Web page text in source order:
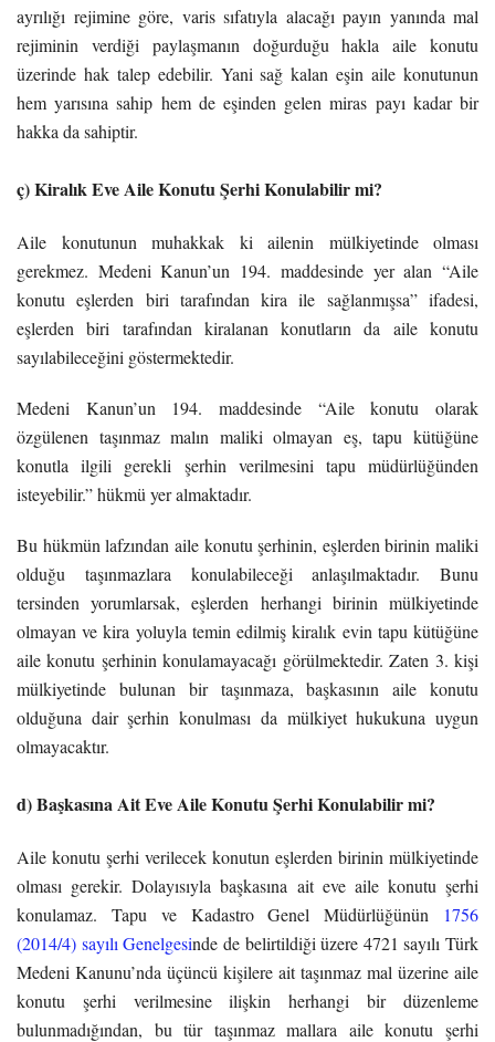
ayrılığı rejimine göre, varis sıfatıyla alacağı payın yanında mal
rejiminin verdiği paylaşmanın doğurduğu hakla aile konutu
üzerinde hak talep edebilir. Yani sağ kalan eşin aile konutunun
hem yarısına sahip hem de eşinden gelen miras payı kadar bir
hakka da sahiptir.
ç) Kiralık Eve Aile Konutu Şerhi Konulabilir mi?
Aile konutunun muhakkak ki ailenin mülkiyetinde olması
gerekmez. Medeni Kanun’un 194. maddesinde yer alan “Aile
konutu eşlerden biri tarafından kira ile sağlanmışsa” ifadesi,
eşlerden biri tarafından kiralanan konutların da aile konutu
sayılabileceğini göstermektedir.
Medeni Kanun’un 194. maddesinde “Aile konutu olarak
özgülenen taşınmaz malın maliki olmayan eş, tapu kütüğüne
konutla ilgili gerekli şerhin verilmesini tapu müdürlüğünden
isteyebilir.” hükmü yer almaktadır.
Bu hükmün lafzından aile konutu şerhinin, eşlerden birinin maliki
olduğu taşınmazlara konulabileceği anlaşılmaktadır. Bunu
tersinden yorumlarsak, eşlerden herhangi birinin mülkiyetinde
olmayan ve kira yoluyla temin edilmiş kiralık evin tapu kütüğüne
aile konutu şerhinin konulamayacağı görülmektedir. Zaten 3. kişi
mülkiyetinde bulunan bir taşınmaza, başkasının aile konutu
olduğuna dair şerhin konulması da mülkiyet hukukuna uygun
olmayacaktır.
d) Başkasına Ait Eve Aile Konutu Şerhi Konulabilir mi?
Aile konutu şerhi verilecek konutun eşlerden birinin mülkiyetinde
olması gerekir. Dolayısıyla başkasına ait eve aile konutu şerhi
konulamaz. Tapu ve Kadastro Genel Müdürlüğünün 1756
(2014/4) sayılı Genelgesinde de belirtildiği üzere 4721 sayılı Türk
Medeni Kanunu’nda üçüncü kişilere ait taşınmaz mal üzerine aile
konutu şerhi verilmesine ilişkin herhangi bir düzenleme
bulunmadığından, bu tür taşınmaz mallara aile konutu şerhi